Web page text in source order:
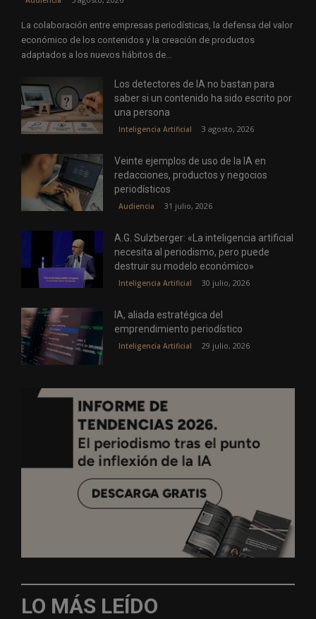
La colaboración entre empresas periodísticas, la defensa del valor
económico de los contenidos y la creación de productos
adaptados a los nuevos hábitos de...
Los detectores de IA no bastan para
saber si un contenido ha sido escrito por
una persona
Inteligencia Artificial 3 agosto, 2026
Veinte ejemplos de uso de la IA en
redacciones, productos y negocios
periodísticos
Audiencia 31 julio, 2026
A.G. Sulzberger: «La inteligencia artificial
necesita al periodismo, pero puede
destruir su modelo económico»
Inteligencia Artificial 30 julio, 2026
IA, aliada estratégica del
emprendimiento periodístico
Inteligencia Artificial 29 julio, 2026
LO MÁS LEÍDO